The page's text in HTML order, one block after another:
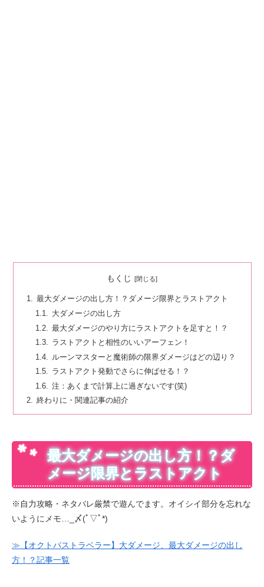
もくじ
最大ダメージの出し方！？ダメージ限界とラストアクト
大ダメージの出し方
最大ダメージのやり方にラストアクトを足すと！？
ラストアクトと相性のいいアーフェン！
ルーンマスターと魔術師の限界ダメージはどの辺り？
ラストアクト発動でさらに伸ばせる！？
注：あくまで計算上に過ぎないです(笑)
終わりに・関連記事の紹介
最大ダメージの出し方！？ダ
メージ限界とラストアクト
※自力攻略・ネタバレ厳禁で遊んでます。オイシイ部分を忘れな
いようにメモ…_〆(ﾟ▽ﾟ*)
≫【オクトパストラベラー】大ダメージ、最大ダメージの出し
方！？記事一覧